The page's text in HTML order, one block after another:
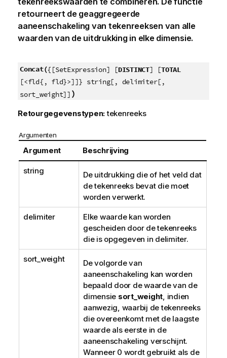
retourneert de geaggregeerde
aaneenschakeling van tekenreeksen van alle
waarden van de uitdrukking in elke dimensie.
Concat({[SetExpression] [DISTINCT] [TOTAL
[<fld{, fld}>]]} string[, delimiter[,
sort_weight]] )
Retourgegevenstypen:tekenreeks
Argumenten
Argument Beschrijving
string
De uitdrukking die of het veld dat
de tekenreeks bevat die moet
worden verwerkt.
delimiter
Elke waarde kan worden
gescheiden door de tekenreeks
die is opgegeven in delimiter.
sort_weight
De volgorde van
aaneenschakeling kan worden
bepaald door de waarde van de
dimensie sort_weight, indien
aanwezig, waarbij de tekenreeks
die overeenkomt met de laagste
waarde als eerste in de
aaneenschakeling verschijnt.
Wanneer 0 wordt gebruikt als de